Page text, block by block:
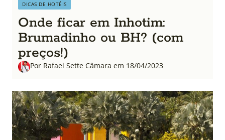
DICAS DE HOTÉIS
Onde ficar em Inhotim:
Brumadinho ou BH? (com
preços!)
Por Rafael Sette Câmara em 18/04/2023